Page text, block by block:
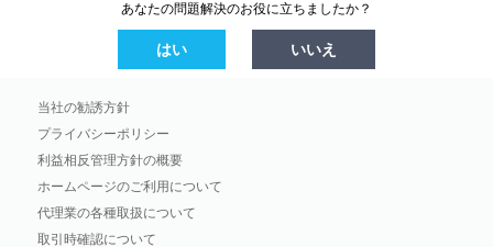
あなたの問題解決のお役に立ちましたか？
はい いいえ
当社の勧誘方針
プライバシーポリシー
利益相反管理方針の概要
ホームページのご利用について
代理業の各種取扱について
取引時確認について